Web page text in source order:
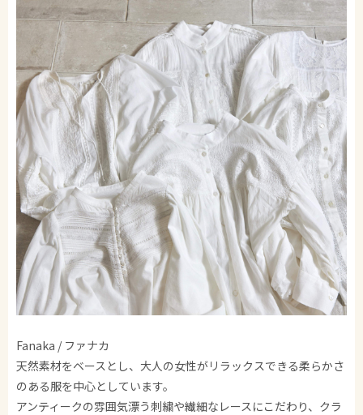
Fanaka / ファナカ
天然素材をベースとし、大人の女性がリラックスできる柔らかさ
のある服を中心としています。
アンティークの雰囲気漂う刺繍や繊細なレースにこだわり、クラ